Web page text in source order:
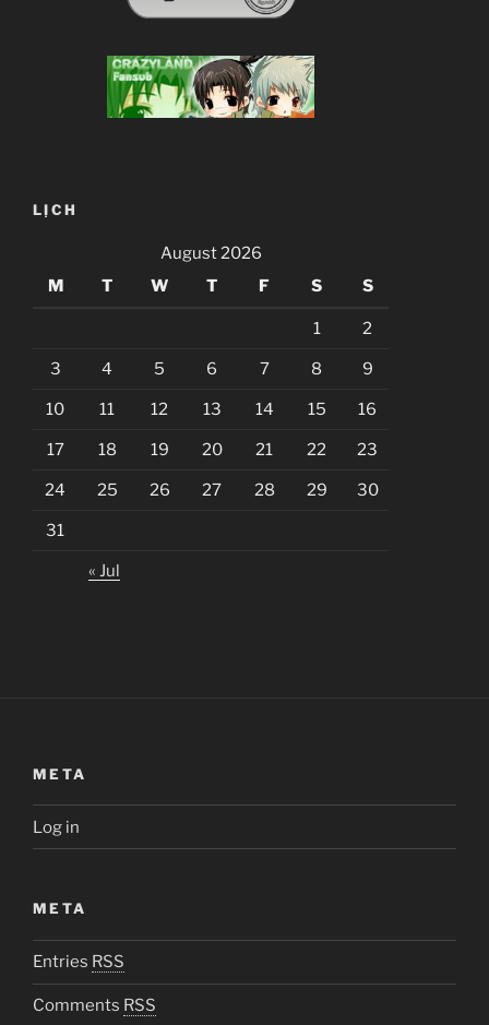
LỊCH
August 2026
M
T W T F S S
1 2
3 4 5 6 7 8 9
10 11 12 13 14 15 16
17 18 19 20 21 22 23
24 25 26 27 28 29 30
31
« Jul
META
Log in
META
Entries RSS
Comments RSS